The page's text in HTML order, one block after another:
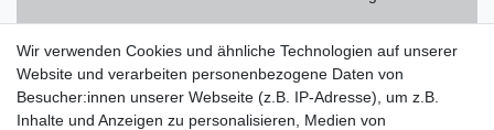
Kostenloser Versand innerhalb Deutschlands
14 Tage Rückgaberecht
Wir verwenden Cookies und ähnliche Technologien auf unserer
Website und verarbeiten personenbezogene Daten von
Besucher:innen unserer Webseite (z.B. IP-Adresse), um z.B.
Inhalte und Anzeigen zu personalisieren, Medien von